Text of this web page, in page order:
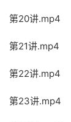
第20讲.mp4
第21讲.mp4
第22讲.mp4
第23讲.mp4